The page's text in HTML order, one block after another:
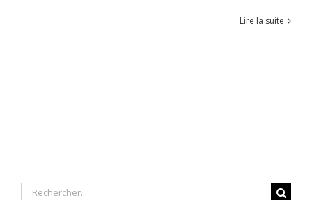
Lire la suite
Rechercher: